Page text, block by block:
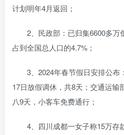
计划明年4月返回；
2、民政部：已归集6600多万
占到全国总人口的4.7%；
3、2024年春节假日安排公布
17日放假调休，共8天；交通运输
八9天，小客车免费通行；
4、四川成都一女子称15万存